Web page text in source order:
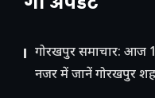
गोरखपुर समाचार: आज
नजर में जानें गोरखपुर